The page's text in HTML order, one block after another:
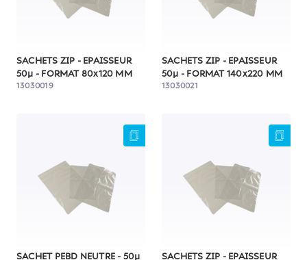
SACHETS ZIP - EPAISSEUR
50µ - FORMAT 80x120 MM
13030019
SACHETS ZIP - EPAISSEUR
50µ - FORMAT 140x220 MM
13030021
SACHET PEBD NEUTRE - 50µ SACHETS ZIP - EPAISSEUR